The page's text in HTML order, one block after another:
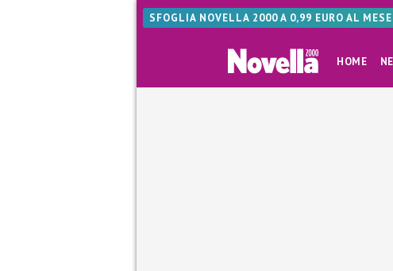
SFOGLIA NOVELLA 2000 A 0,99 EURO AL MESE
HOME